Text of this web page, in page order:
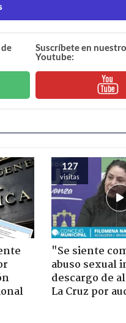
Suscríbete en
Youtube:
127
visitas
"Se siente
abuso sexual
descargo de
La Cruz por